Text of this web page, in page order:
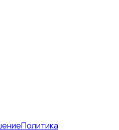
Политика